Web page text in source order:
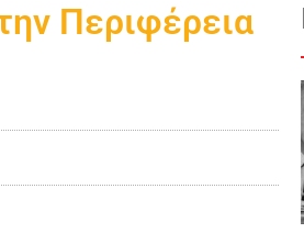
Περιφέρεια